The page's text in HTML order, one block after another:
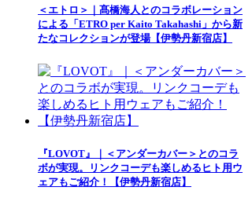
＜エトロ＞｜髙橋海人とのコラボレーション
による「ETRO per Kaito Takahashi」から新
たなコレクションが登場【伊勢丹新宿店】
『LOVOT』｜＜アンダーカバー＞とのコラ
ボが実現。リンクコーデも楽しめるヒト用ウ
ェアもご紹介！【伊勢丹新宿店】